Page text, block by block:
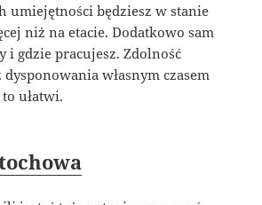
umiejętności będziesz w stanie
niż na etacie. Dodatkowo sam
i gdzie pracujesz. Zdolność
własnym czasem
ułatwi.